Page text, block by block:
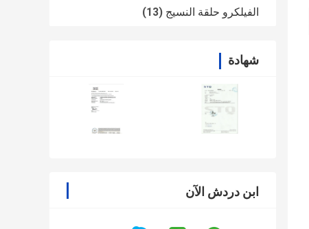
الفيلكرو حلقة النسيج (13)
شهادة
ابن دردش الآن